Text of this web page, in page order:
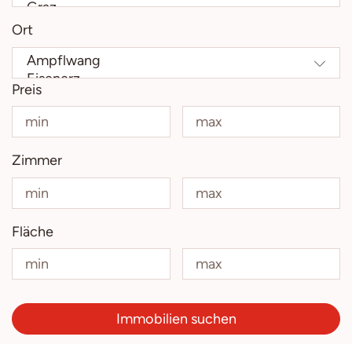
Ort
Preis
Zimmer
Fläche
Immobilien suchen